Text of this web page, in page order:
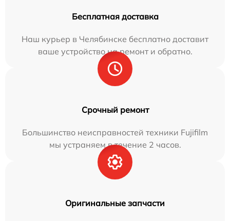
Бесплатная доставка
Наш курьер в Челябинске бесплатно доставит
ваше устройство на ремонт и обратно.
Срочный ремонт
Большинство неисправностей техники Fujifilm
мы устраняем в течение 2 часов.
Оригинальные запчасти